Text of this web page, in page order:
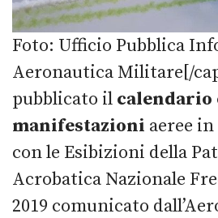
Foto: Ufficio Pubblica
Aeronautica Militare[/
pubblicato il calendario
manifestazioni aeree in
con le Esibizioni della
Acrobatica Nazionale
2019 comunicato